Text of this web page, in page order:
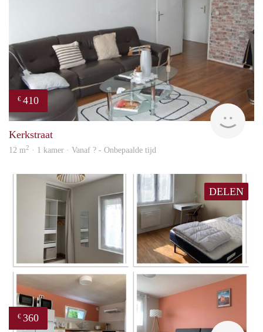
€ 410
Kerkstraat
12 m2 · 1 kamer · Vanaf ? - Onbepaalde tijd
DELEN
€ 360